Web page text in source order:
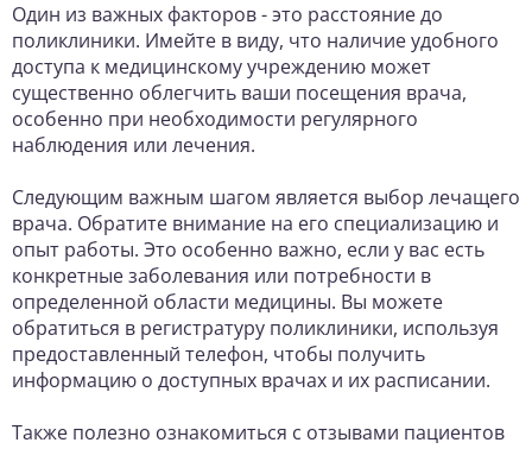
Один из важных факторов - это расстояние до
поликлиники. Имейте в виду, что наличие удобного
доступа к медицинскому учреждению может
существенно облегчить ваши посещения врача,
особенно при необходимости регулярного
наблюдения или лечения.
Следующим важным шагом является выбор лечащего
врача. Обратите внимание на его специализацию и
опыт работы. Это особенно важно, если у вас есть
конкретные заболевания или потребности в
определенной области медицины. Вы можете
обратиться в регистратуру поликлиники, используя
предоставленный телефон, чтобы получить
информацию о доступных врачах и их расписании.
Также полезно ознакомиться с отзывами пациентов